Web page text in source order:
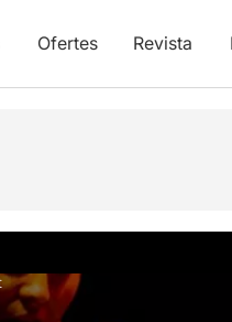
Ofertes Revista
vídeos Articles